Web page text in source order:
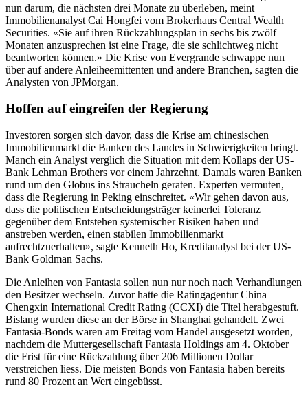
nun darum, die nächsten drei Monate zu überleben, meint
Immobilienanalyst Cai Hongfei vom Brokerhaus Central Wealth
Securities. «Sie auf ihren Rückzahlungsplan in sechs bis zwölf
Monaten anzusprechen ist eine Frage, die sie schlichtweg nicht
beantworten können.» Die Krise von Evergrande schwappe nun
über auf andere Anleiheemittenten und andere Branchen, sagten die
Analysten von JPMorgan.
Hoffen auf eingreifen der Regierung
Investoren sorgen sich davor, dass die Krise am chinesischen
Immobilienmarkt die Banken des Landes in Schwierigkeiten bringt.
Manch ein Analyst verglich die Situation mit dem Kollaps der US-
Bank Lehman Brothers vor einem Jahrzehnt. Damals waren Banken
rund um den Globus ins Straucheln geraten. Experten vermuten,
dass die Regierung in Peking einschreitet. «Wir gehen davon aus,
dass die politischen Entscheidungsträger keinerlei Toleranz
gegenüber dem Entstehen systemischer Risiken haben und
anstreben werden, einen stabilen Immobilienmarkt
aufrechtzuerhalten», sagte Kenneth Ho, Kreditanalyst bei der US-
Bank Goldman Sachs.
Die Anleihen von Fantasia sollen nun nur noch nach Verhandlungen
den Besitzer wechseln. Zuvor hatte die Ratingagentur China
Chengxin International Credit Rating (CCXI) die Titel herabgestuft.
Bislang wurden diese an der Börse in Shanghai gehandelt. Zwei
Fantasia-Bonds waren am Freitag vom Handel ausgesetzt worden,
nachdem die Muttergesellschaft Fantasia Holdings am 4. Oktober
die Frist für eine Rückzahlung über 206 Millionen Dollar
verstreichen liess. Die meisten Bonds von Fantasia haben bereits
rund 80 Prozent an Wert eingebüsst.